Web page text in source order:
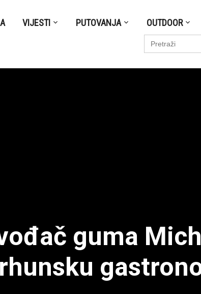
VIJESTI PUTOVANJA OUTDOOR
Search
for:
guma